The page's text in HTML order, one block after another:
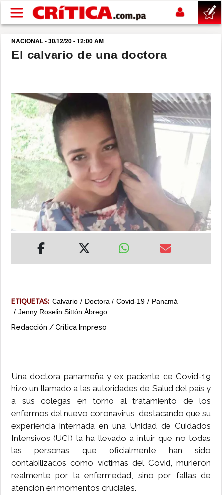
Pasar al contenido principal
buscar
NACIONAL
POLÍTICA
SHOW
DEPORTES
MUNDO
IMPRESO
NACIONAL - 30/12/20 - 12:00 AM
El calvario de una doctora
ETIQUETAS: Calvario Doctora Covid-19
Panamá
Jenny Roselin Sittón Ábrego
Redacción / Crítica Impreso
Una doctora panameña y ex paciente de Covid-19
hizo un llamado a las autoridades de Salud del país y
a sus colegas en torno al tratamiento de los
enfermos del nuevo coronavirus, destacando que su
experiencia internada en una Unidad de Cuidados
Intensivos (UCI) la ha llevado a intuir que no todas
las personas que oficialmente han sido
contabilizados como víctimas del Covid, murieron
realmente por la enfermedad, sino por fallas de
atención en momentos cruciales.